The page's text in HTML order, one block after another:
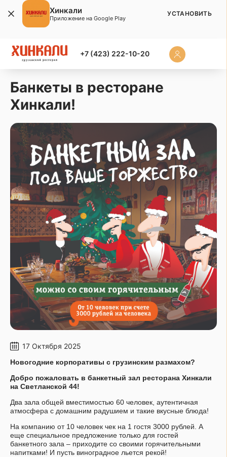
+7 (423) 222-10-20
Банкеты в ресторане
Хинкали!
17 Октября 2025
Новогодние корпоративы с грузинским размахом?
Добро пожаловать в банкетный зал ресторана Хинкали
на Светланской 44!
Два зала общей вместимостью 60 человек, аутентичная
атмосфера с домашним радушием и такие вкусные блюда!
На компанию от 10 человек чек на 1 гостя 3000 рублей. А
еще специальное предложение только для гостей
банкетного зала – приходите со своими горячительными
напитками! И пусть виноградное льется рекой!
Хинкали
Приложение на Google Play
УСТАНОВИТЬ